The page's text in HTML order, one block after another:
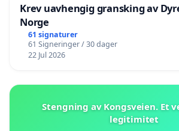
Krev uavhengig gransking av
Norge
61 signaturer
61 Signeringer / 30 dager
22 Jul 2026
Stengning av Kongsveien. Et
legitimitet